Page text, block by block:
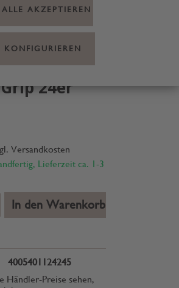
Buntstift
24er
Versandkosten
Lieferzeit ca. 1-3
In den Warenkorb
4005401124245
Händler-Preise sehen,
ALLE AKZEPTIEREN
KONFIGURIEREN